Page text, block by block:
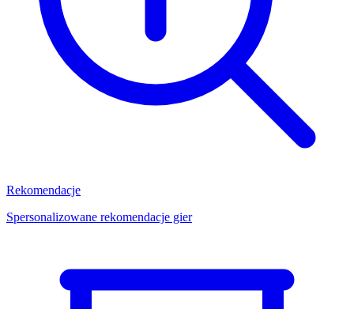
Rekomendacje
Spersonalizowane rekomendacje gier